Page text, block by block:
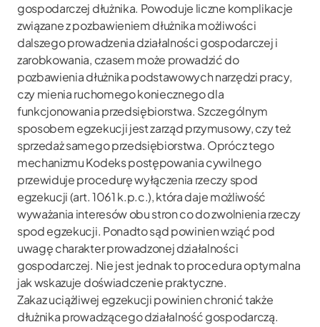
gospodarczej dłużnika. Powoduje liczne komplikacje
związane z pozbawieniem dłużnika możliwości
dalszego prowadzenia działalności gospodarczej i
zarobkowania, czasem może prowadzić do
pozbawienia dłużnika podstawowych narzędzi pracy,
czy mienia ruchomego koniecznego dla
funkcjonowania przedsiębiorstwa. Szczególnym
sposobem egzekucji jest zarząd przymusowy, czy też
sprzedaż samego przedsiębiorstwa. Oprócz tego
mechanizmu Kodeks postępowania cywilnego
przewiduje procedurę wyłączenia rzeczy spod
egzekucji (art. 1061 k.p.c.), która daje możliwość
wyważania interesów obu stron co do zwolnienia rzeczy
spod egzekucji. Ponadto sąd powinien wziąć pod
uwagę charakter prowadzonej działalności
gospodarczej. Nie jest jednak to procedura optymalna
jak wskazuje doświadczenie praktyczne.
Zakaz uciążliwej egzekucji powinien chronić także
dłużnika prowadzącego działalność gospodarczą.